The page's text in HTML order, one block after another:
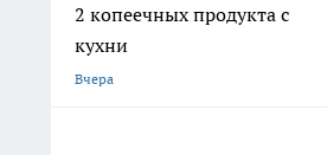
2 копеечных продукта с
кухни
Вчера